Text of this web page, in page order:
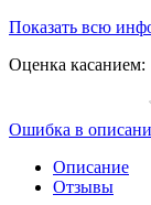
Показать всю
Оценка касанием:
Ошибка в
Описание
Отзывы